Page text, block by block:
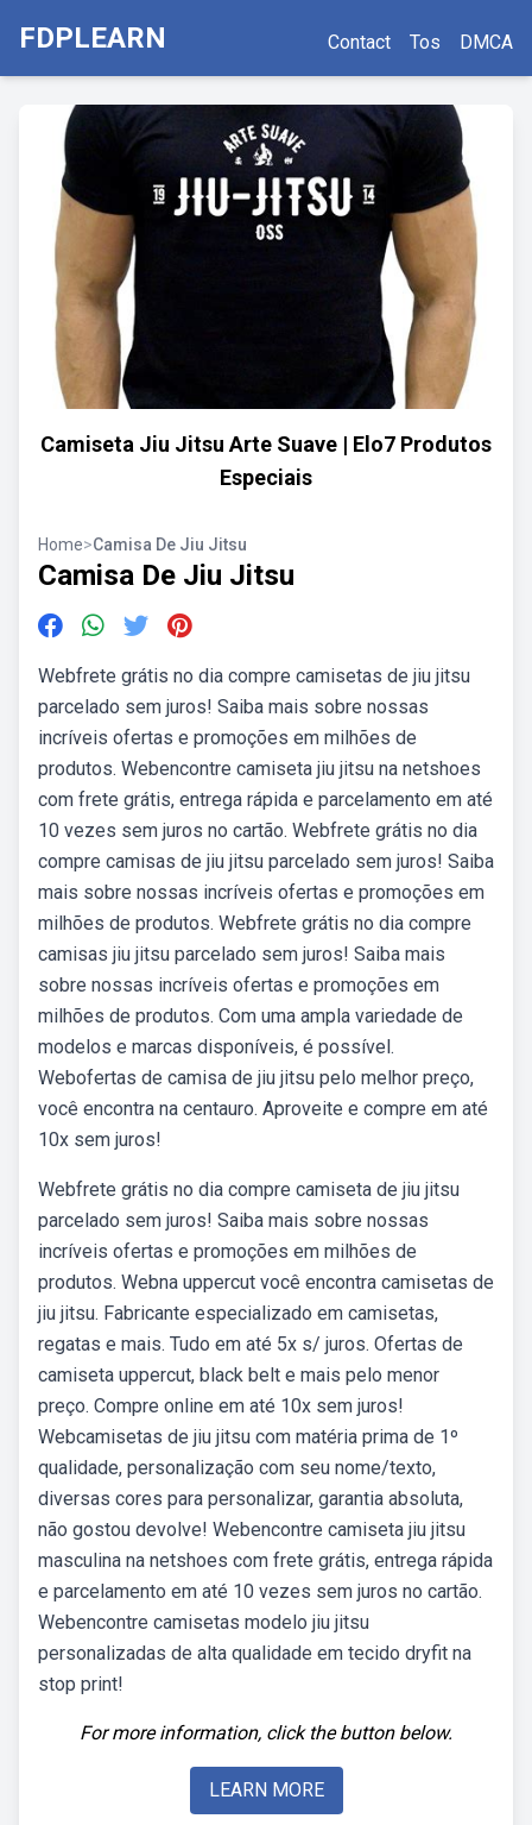
FDPLEARN Contact Tos DMCA
Camiseta Jiu Jitsu Arte Suave | Elo7 Produtos
Especiais
Home>Camisa De Jiu Jitsu
Camisa De Jiu Jitsu
Webfrete grátis no dia compre camisetas de jiu jitsu
parcelado sem juros! Saiba mais sobre nossas
incríveis ofertas e promoções em milhões de
produtos. Webencontre camiseta jiu jitsu na netshoes
com frete grátis, entrega rápida e parcelamento em até
10 vezes sem juros no cartão. Webfrete grátis no dia
compre camisas de jiu jitsu parcelado sem juros! Saiba
mais sobre nossas incríveis ofertas e promoções em
milhões de produtos. Webfrete grátis no dia compre
camisas jiu jitsu parcelado sem juros! Saiba mais
sobre nossas incríveis ofertas e promoções em
milhões de produtos. Com uma ampla variedade de
modelos e marcas disponíveis, é possível.
Webofertas de camisa de jiu jitsu pelo melhor preço,
você encontra na centauro. Aproveite e compre em até
10x sem juros!
Webfrete grátis no dia compre camiseta de jiu jitsu
parcelado sem juros! Saiba mais sobre nossas
incríveis ofertas e promoções em milhões de
produtos. Webna uppercut você encontra camisetas de
jiu jitsu. Fabricante especializado em camisetas,
regatas e mais. Tudo em até 5x s/ juros. Ofertas de
camiseta uppercut, black belt e mais pelo menor
preço. Compre online em até 10x sem juros!
Webcamisetas de jiu jitsu com matéria prima de 1º
qualidade, personalização com seu nome/texto,
diversas cores para personalizar, garantia absoluta,
não gostou devolve! Webencontre camiseta jiu jitsu
masculina na netshoes com frete grátis, entrega rápida
e parcelamento em até 10 vezes sem juros no cartão.
Webencontre camisetas modelo jiu jitsu
personalizadas de alta qualidade em tecido dryfit na
stop print!
For more information, click the button below.
LEARN MORE